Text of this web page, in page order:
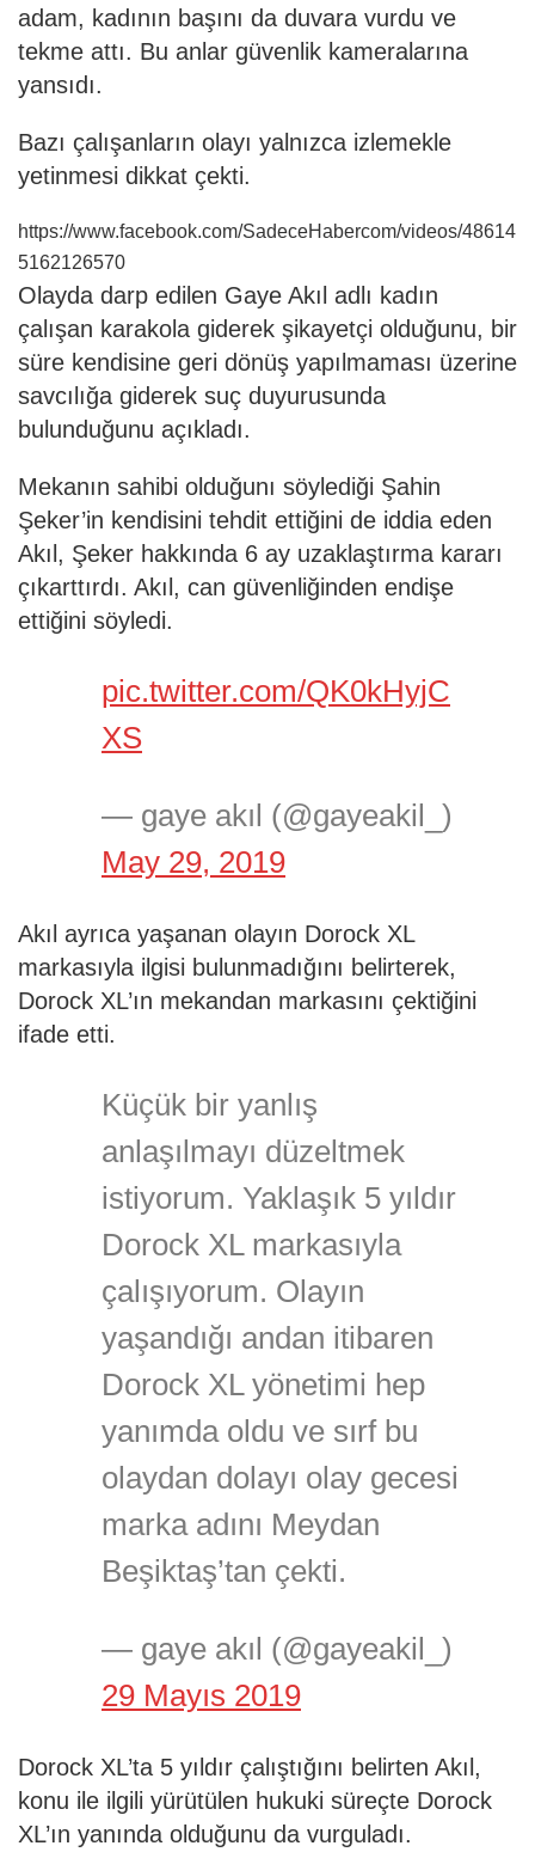
adam, kadının başını da duvara vurdu ve
tekme attı. Bu anlar güvenlik kameralarına
yansıdı.
Bazı çalışanların olayı yalnızca izlemekle
yetinmesi dikkat çekti.
https://www.facebook.com/SadeceHabercom/videos/48614
5162126570
Olayda darp edilen Gaye Akıl adlı kadın
çalışan karakola giderek şikayetçi olduğunu, bir
süre kendisine geri dönüş yapılmaması üzerine
savcılığa giderek suç duyurusunda
bulunduğunu açıkladı.
Mekanın sahibi olduğunı söylediği Şahin
Şeker’in kendisini tehdit ettiğini de iddia eden
Akıl, Şeker hakkında 6 ay uzaklaştırma kararı
çıkarttırdı. Akıl, can güvenliğinden endişe
ettiğini söyledi.
pic.twitter.com/QK0kHyjC
XS
— gaye akıl (@gayeakil_)
May 29, 2019
Akıl ayrıca yaşanan olayın Dorock XL
markasıyla ilgisi bulunmadığını belirterek,
Dorock XL’ın mekandan markasını çektiğini
ifade etti.
Küçük bir yanlış
anlaşılmayı düzeltmek
istiyorum. Yaklaşık 5 yıldır
Dorock XL markasıyla
çalışıyorum. Olayın
yaşandığı andan itibaren
Dorock XL yönetimi hep
yanımda oldu ve sırf bu
olaydan dolayı olay gecesi
marka adını Meydan
Beşiktaş’tan çekti.
— gaye akıl (@gayeakil_)
29 Mayıs 2019
Dorock XL’ta 5 yıldır çalıştığını belirten Akıl,
konu ile ilgili yürütülen hukuki süreçte Dorock
XL’ın yanında olduğunu da vurguladı.